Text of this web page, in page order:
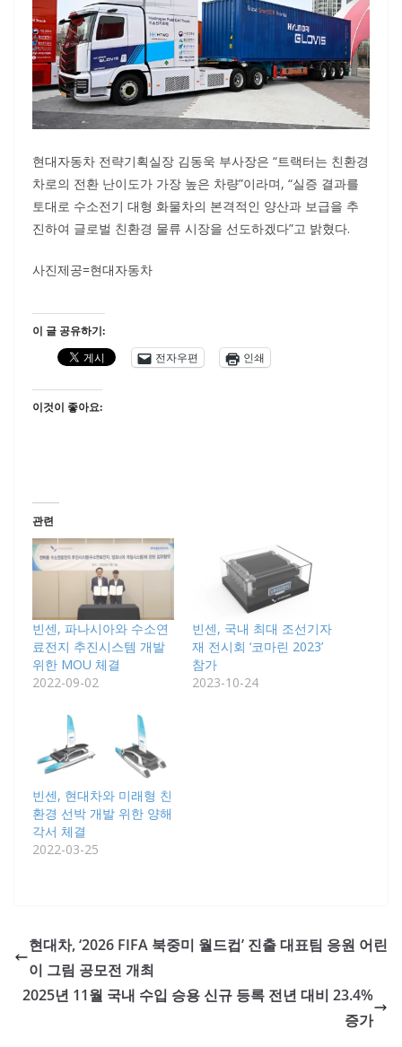
현대자동차 전략기획실장 김동욱 부사장은 “트랙터는 친환경
차로의 전환 난이도가 가장 높은 차량”이라며, “실증 결과를
토대로 수소전기 대형 화물차의 본격적인 양산과 보급을 추
진하여 글로벌 친환경 물류 시장을 선도하겠다”고 밝혔다.
사진제공=현대자동차
이 글 공유하기:
전자우편
인쇄
이것이 좋아요:
관련
빈센, 파나시아와 수소연
료전지 추진시스템 개발
위한 MOU 체결
2022-09-02
빈센, 국내 최대 조선기자
재 전시회 ‘코마린 2023’
참가
2023-10-24
빈센, 현대차와 미래형 친
환경 선박 개발 위한 양해
각서 체결
2022-03-25
현대차, ‘2026 FIFA 북중미 월드컵’ 진출 대표팀 응원 어린
이 그림 공모전 개최
2025년 11월 국내 수입 승용 신규 등록 전년 대비 23.4%
증가